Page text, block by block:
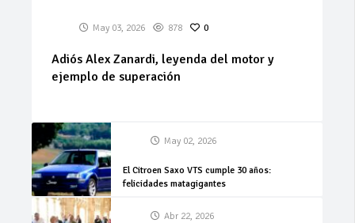
May 03, 2026 878 0
Adiós Alex Zanardi, leyenda del motor y
ejemplo de superación
May 02, 2026
El Citroen Saxo VTS cumple 30 años:
felicidades matagigantes
Abr 22, 2026